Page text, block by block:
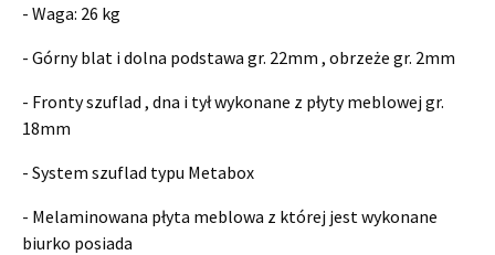
- Waga: 26 kg
- Górny blat i dolna podstawa gr. 22mm , obrzeże gr. 2mm
- Fronty szuflad , dna i tył wykonane z płyty meblowej gr.
18mm
- System szuflad typu Metabox
- Melaminowana płyta meblowa z której jest wykonane
biurko posiada